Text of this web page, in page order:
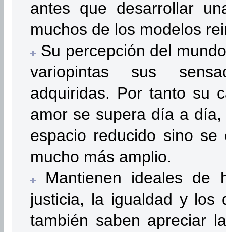
antes que desarrollar
muchos de los modelos
Su percepción del
variopintas sus
adquiridas. Por tanto su
amor se supera día a
espacio reducido sino
mucho más amplio.
Mantienen ideales de
justicia, la igualdad y los
también saben apreciar